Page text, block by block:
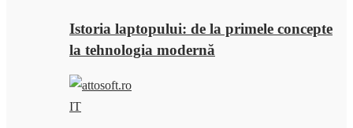
Istoria laptopului: de la primele concepte
la tehnologia modernă
IT